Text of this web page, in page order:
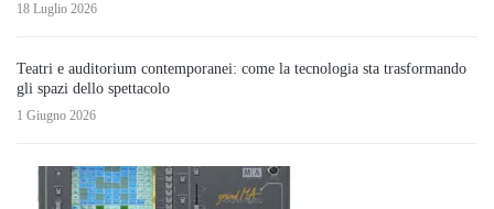
18 Luglio 2026
Teatri e auditorium contemporanei: come la tecnologia sta trasformando
gli spazi dello spettacolo
1 Giugno 2026